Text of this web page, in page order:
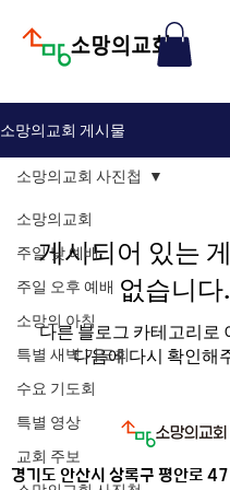
소망의교회 게시물
소망의교회
주일 낮 예배
주일 오후 예배
소망의 아침
특별 새벽 기도회
수요 기도회
특별 영상
교회 주보
소망의교회 사진첩
게시되어 있는
없습니다.
다른 블로그 카테고리로
다음에 다시 확인해
​경기도 안산시 상록구 평안로 47